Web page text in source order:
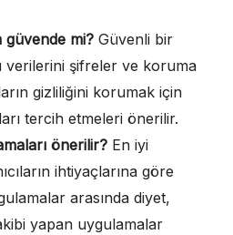
güvende mi? Güvenli bir
verilerini şifreler ve koruma
gizliliğini korumak için
tercih etmeleri önerilir.
önerilir? En iyi
ihtiyaçlarına göre
arasında diyet,
yapan uygulamalar